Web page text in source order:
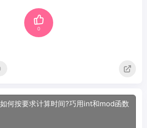
0
何按要求计算时间?巧用int和mod函数